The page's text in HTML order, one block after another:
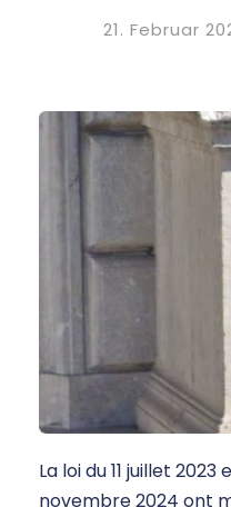
21. Februar
La loi du 11 juillet
novembre 2024 ont